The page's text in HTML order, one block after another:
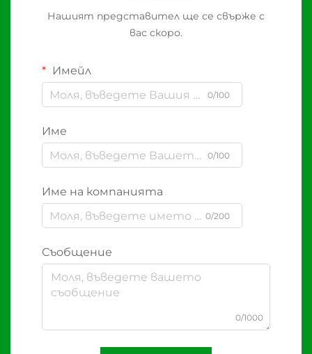
Нашият представител ще се свърже с
вас скоро.
Имейл
0/100
Име
0/100
Име на компанията
0/200
Съобщение
0/1000